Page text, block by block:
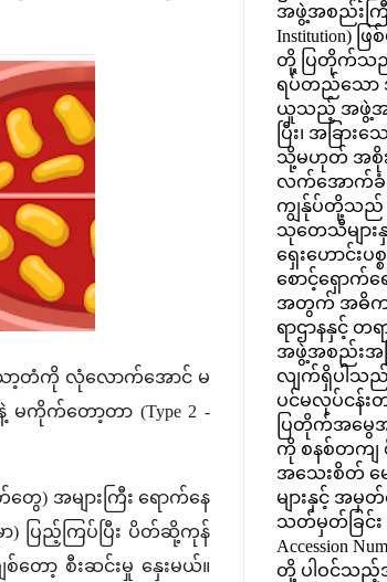
ော့တံကို လုံလောက်အောင် မ
ကိုက်တော့တာ (Type 2 -
) အများကြီး ရောက်နေ
) ပြည့်ကြပ်ပြီး ပိတ်ဆို့ကုန်
တော့ စီးဆင်းမှု နှေးမယ်။
အဖွဲ့အစည်းကြီး
Institution) ဖ
တို့ ပြတိုက်သ
ရပ်တည်သော
ယူသည့် အဖွဲ့အ
ပြီး၊ အခြာ
သို့မဟုတ် အစို
လက်အောက်ခံ
ကျွန်ုပ်တို့သည် ပ
သုတေသီများ
ရှေးဟောင်းပ
စောင့်ရှောက်ရ
အတွက် အဓိက
ရာဌာနနှင့် တ
အဖွဲ့အစည်းအ
လျက်ရှိပါသ
ပင်မလုပ်ငန်းတ
ပြတိုက်အမွေအ
ကို စနစ်တကျ စီ
အသေးစိတ် မ
များနှင့် အမှတ်
သတ်မှတ်ခြင်း
Accession
တို့ ပါဝင်သည့်အ